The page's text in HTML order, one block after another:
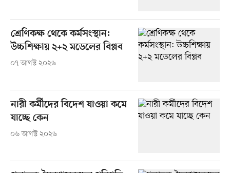
শ্রেণিকক্ষ থেকে কর্মসংস্থান:
উচ্চশিক্ষায় ২+২ মডেলের বিপ্লব
০৭ আগস্ট ২০২৬
নারী কর্মীদের বিদেশ যাওয়া কমে
যাচ্ছে কেন
০৬ আগস্ট ২০২৬